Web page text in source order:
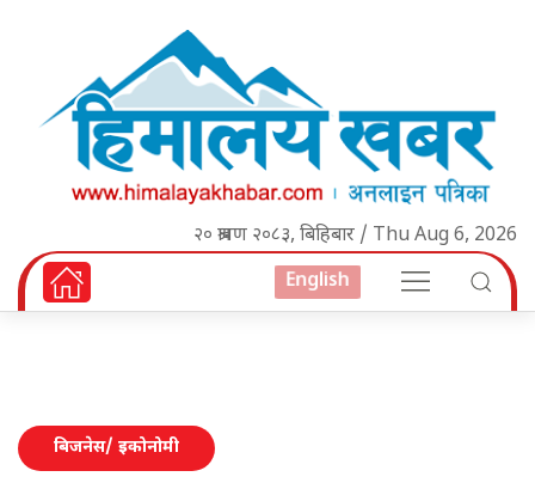
२० श्रावण २०८३, बिहिबार / Thu Aug 6, 2026
English
बिजनेस/ इकोनोमी